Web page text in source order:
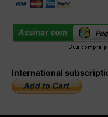
International